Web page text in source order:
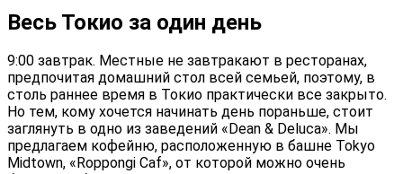
Весь Токио за один день
9:00 завтрак. Местные не завтракают в ресторанах,
предпочитая домашний стол всей семьей, поэтому, в
столь раннее время в Токио практически все закрыто.
Но тем, кому хочется начинать день пораньше, стоит
заглянуть в одно из заведений «Dean & Deluca». Мы
предлагаем кофейню, расположенную в башне Tokyo
Midtown, «Roppongi Caf», от которой можно очень